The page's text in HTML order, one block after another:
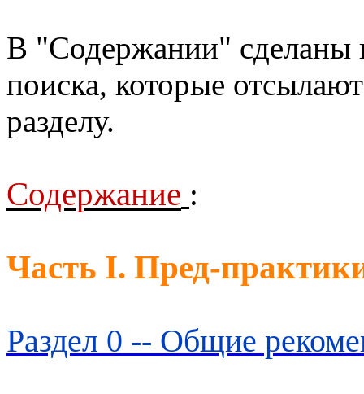
В "Содержании" сделаны
поиска, которые
разделу.
Содержание :
Часть I. Пред-
Раздел 0 -- Общие